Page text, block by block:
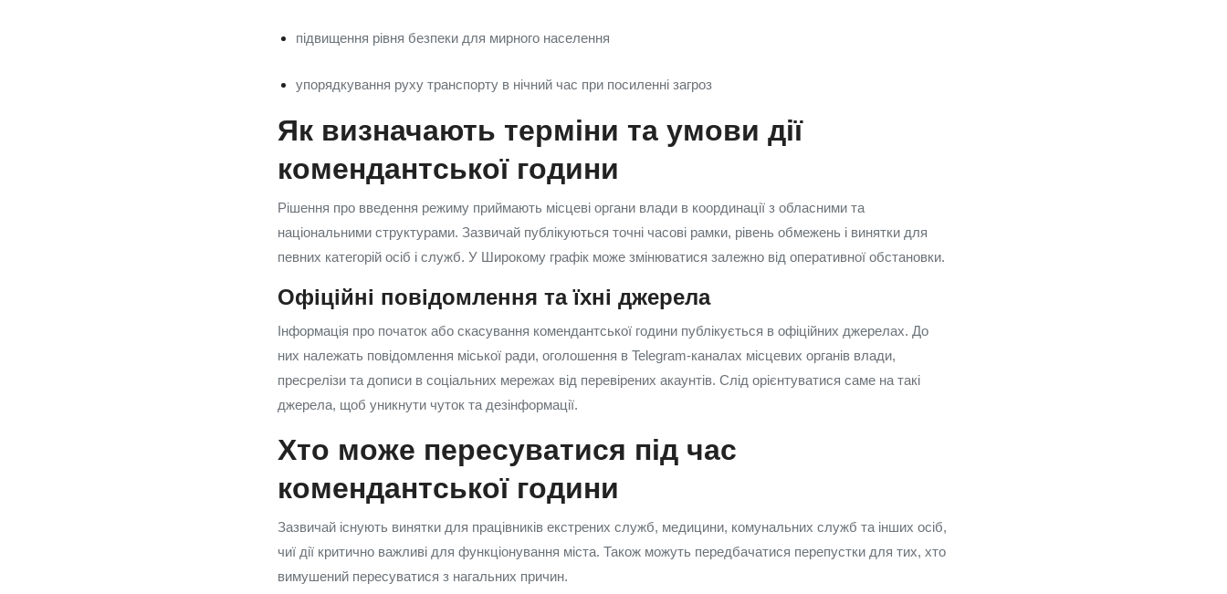
підвищення рівня безпеки для мирного населення
упорядкування руху транспорту в нічний час при посиленні загроз
Як визначають терміни та умови дії
комендантської години
Рішення про введення режиму приймають місцеві органи влади в координації з обласними та
національними структурами. Зазвичай публікуються точні часові рамки, рівень обмежень і винятки для
певних категорій осіб і служб. У Широкому графік може змінюватися залежно від оперативної обстановки.
Офіційні повідомлення та їхні джерела
Інформація про початок або скасування комендантської години публікується в офіційних джерелах. До
них належать повідомлення міської ради, оголошення в Telegram-каналах місцевих органів влади,
пресрелізи та дописи в соціальних мережах від перевірених акаунтів. Слід орієнтуватися саме на такі
джерела, щоб уникнути чуток та дезінформації.
Хто може пересуватися під час
комендантської години
Зазвичай існують винятки для працівників екстрених служб, медицини, комунальних служб та інших осіб,
чиї дії критично важливі для функціонування міста. Також можуть передбачатися перепустки для тих, хто
вимушений пересуватися з нагальних причин.